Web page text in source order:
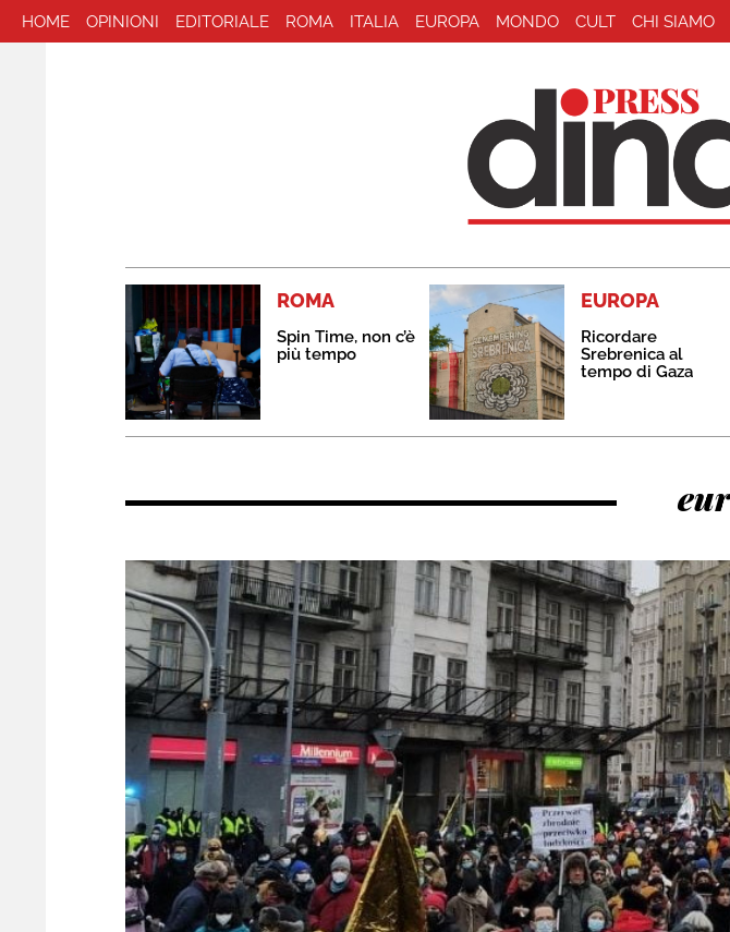
HOME OPINIONI EDITORIALE ROMA ITALIA EUROPA MONDO CULT CHI SIAMO
ROMA
Spin Time, non c’è
più tempo
EUROPA
Ricordare
Srebrenica al
tempo di Gaza